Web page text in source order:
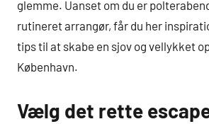
glemme. Uanset om du er
rutineret arrangør, får du her
tips til at skabe en sjov og vellykket
København.
Vælg det rette